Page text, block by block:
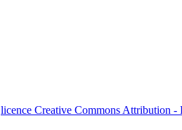
licence Creative Commons Attribution -